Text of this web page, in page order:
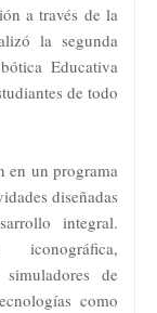
a través de la
la segunda
Educativa
de todo
en un programa
diseñadas
integral.
de
como